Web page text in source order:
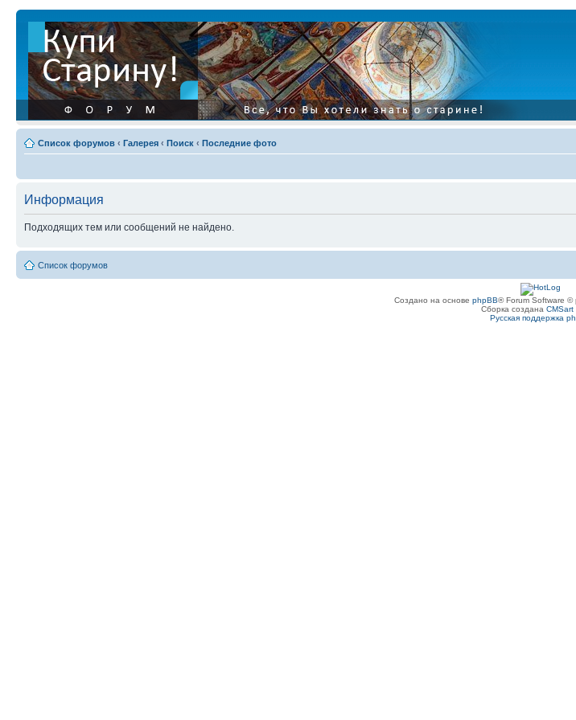
Список форумов ‹ Галерея ‹ Поиск ‹ Последние фото
Информация
Подходящих тем или сообщений не найдено.
Список форумов
Создано на основе phpBB® Forum Software ©
Сборка создана CMSart
Русская поддержка